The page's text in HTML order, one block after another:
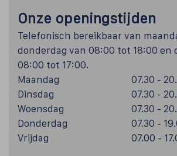
Onze openingstijden
Telefonisch bereikbaar van
donderdag van 08:00 tot 18:00 en
08:00 tot 17:00.
Maandag
07.30 -
Dinsdag
07.30 -
Woensdag
07.30 -
Donderdag
07.30 -
Vrijdag
07.00 -